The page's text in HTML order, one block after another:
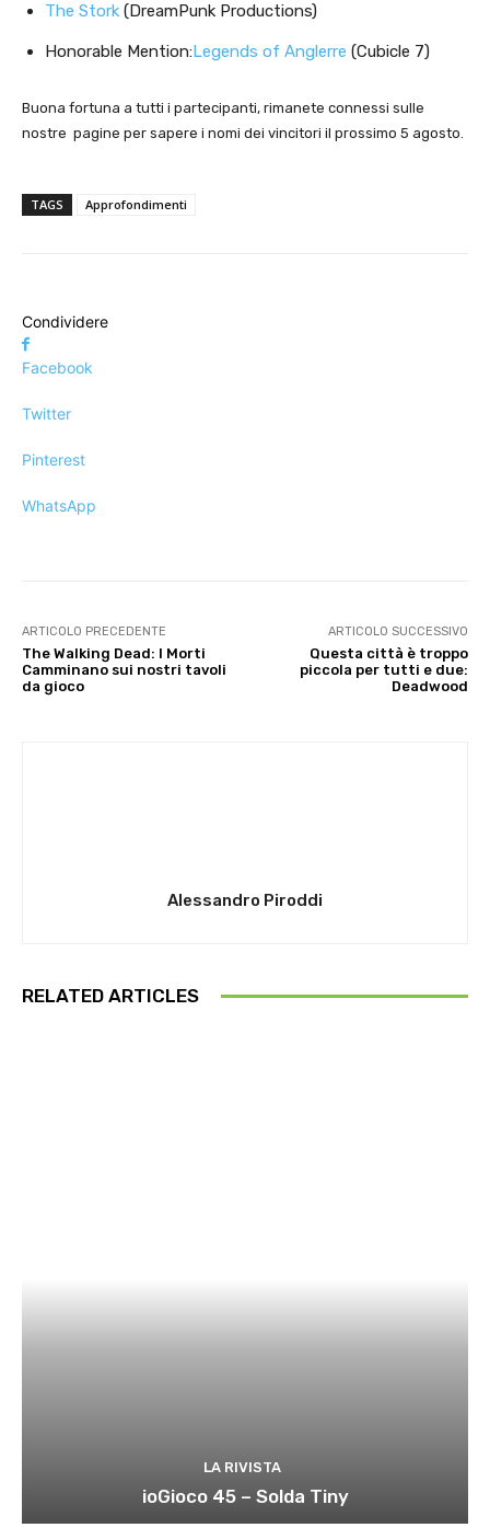
The Stork (DreamPunk Productions)
Honorable Mention:Legends of Anglerre (Cubicle 7)
Buona fortuna a tutti i partecipanti, rimanete connessi sulle
nostre pagine per sapere i nomi dei vincitori il prossimo 5 agosto.
TAGS Approfondimenti
Condividere
Facebook
Twitter
Pinterest
WhatsApp
ARTICOLO PRECEDENTE
The Walking Dead: I Morti
Camminano sui nostri tavoli
da gioco
ARTICOLO SUCCESSIVO
Questa città è troppo
piccola per tutti e due:
Deadwood
Alessandro Piroddi
RELATED ARTICLES
LA RIVISTA
ioGioco 45 – Solda Tiny